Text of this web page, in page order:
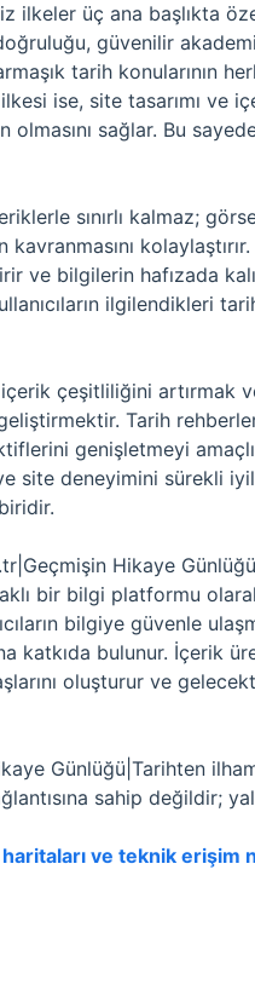
ilkeler üç ana başlıkta
güvenilir
tarih konularının
ise, site tasarımı ve
olmasını sağlar. Bu
sınırlı kalmaz;
kolaylaştırır.
bilgilerin hafızada
ilgilendikleri
çeşitliliğini artırmak
Tarih
genişletmeyi
site deneyimini sürekli
Hikaye
bir bilgi platformu
bilgiye güvenle
katkıda bulunur. İçerik
oluşturur ve
Günlüğü|Tarihten
sahip değildir;
ve teknik erişim